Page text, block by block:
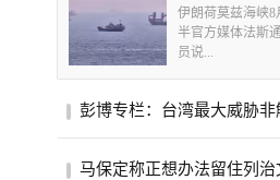
伊朗荷莫兹海峡8
半官方媒体法斯
员说...
彭博专栏：台湾最大威胁非
台湾民众更该担
马保定称正想办法留住列治